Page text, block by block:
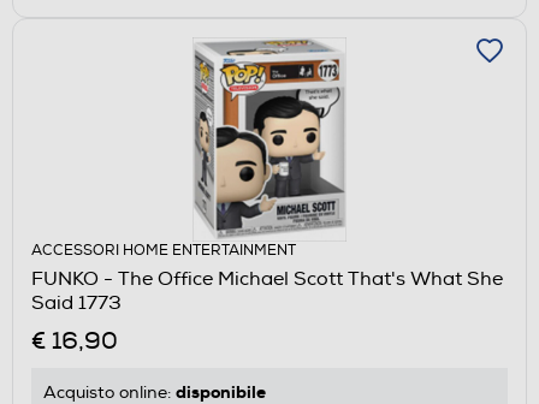
ACCESSORI HOME ENTERTAINMENT
FUNKO - The Office Michael Scott That's What She
Said 1773
€ 16,90
Acquisto online: disponibile